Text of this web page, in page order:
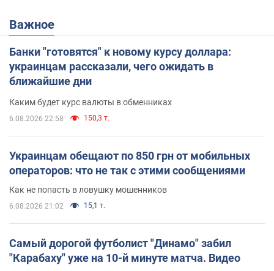
Важное
Банки "готовятся" к новому курсу доллара:
украинцам рассказали, чего ожидать в
ближайшие дни
Каким будет курс валюты в обменниках
6.08.2026 22:58 150,3 т.
Украинцам обещают по 850 грн от мобильных
операторов: что не так с этими сообщениями
Как не попасть в ловушку мошенников
6.08.2026 21:02 15,1 т.
Самый дорогой футболист "Динамо" забил
"Карабаху" уже на 10-й минуте матча. Видео